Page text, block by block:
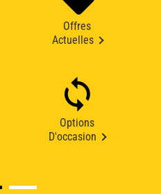
Offres
Actuelles
Options
D'occasion